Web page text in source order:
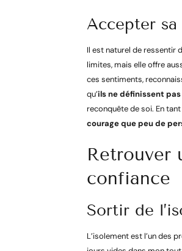
Accepter
Il est naturel de ressentir
limites, mais elle offre
ces sentiments,
qu’ils ne définissent
reconquête de soi. En
courage que peu de
Retrouver
confiance
Sortir de
L’isolement est l’un des